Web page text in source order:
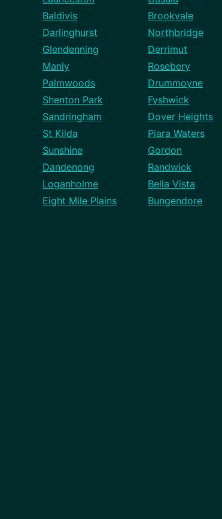
Baldivis Brookvale
Darlinghurst Northbridge
Glendenning Derrimut
Manly Rosebery
Palmwoods Drummoyne
Shenton Park Fyshwick
Sandringham Dover Heights
St Kilda Piara Waters
Sunshine Gordon
Dandenong Randwick
Loganholme Bella Vista
Eight Mile Plains Bungendore